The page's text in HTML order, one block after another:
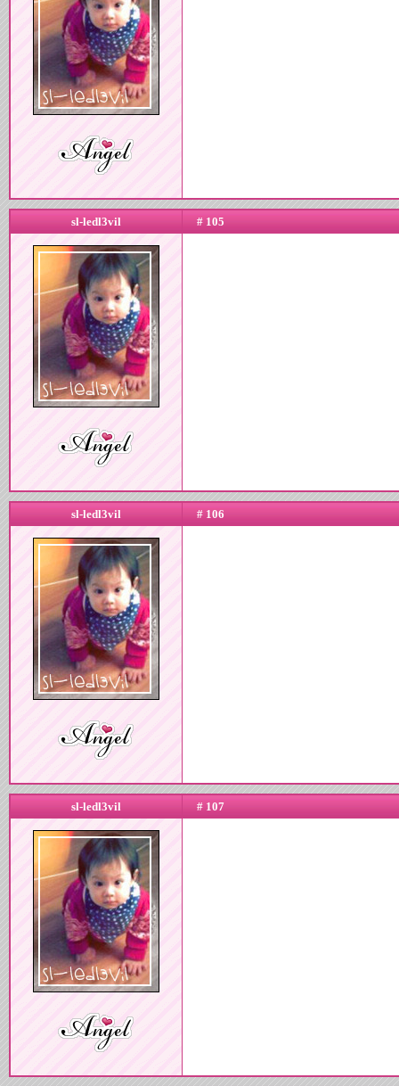
sl-ledl3vil # 105
sl-ledl3vil # 106
sl-ledl3vil # 107